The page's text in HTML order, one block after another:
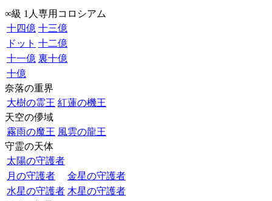
∞級 1人専用コロシアム
十四億 十三億
ドット 十二億
十一億 裏十億
十億
奈落の重界
大樹の霊王 紅蓮の機王
天空の儚域
霧雨の魔王 風雲の龍王
守霊の天体
太陽の守護者
月の守護者
金星の守護者
水星の守護者 木星の守護者